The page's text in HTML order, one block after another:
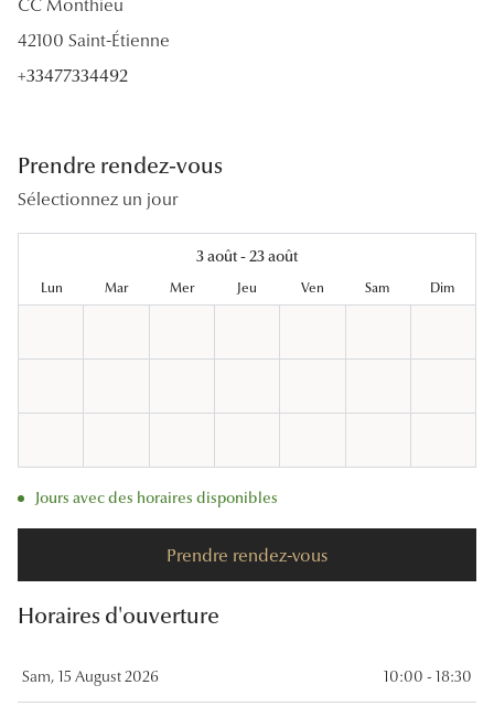
Lunettes
Formes
Carrées
Lunettes
CC Monthieu
42100 Saint-Étienne
+33477334492
Prendre rendez-vous
Sélectionnez un jour
3 août - 23 août
Lun Mar Mer Jeu Ven Sam Dim
Jours avec des horaires disponibles
Prendre rendez-vous
Horaires d'ouverture
Sam, 15 August 2026 10:00 - 18:30